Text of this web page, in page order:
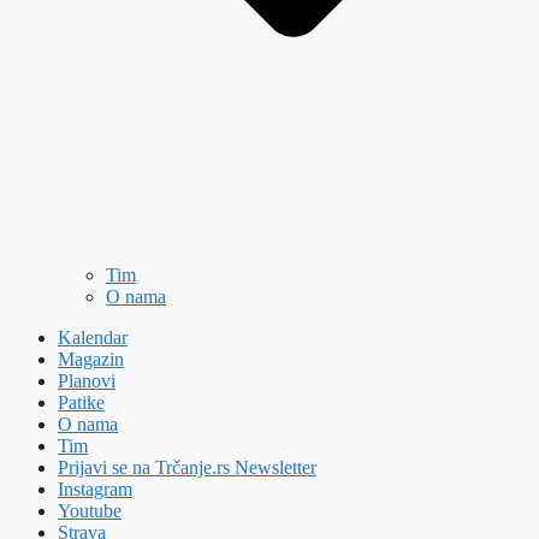
Tim
O nama
Kalendar
Magazin
Planovi
Patike
O nama
Tim
Prijavi se na Trčanje.rs Newsletter
Instagram
Youtube
Strava